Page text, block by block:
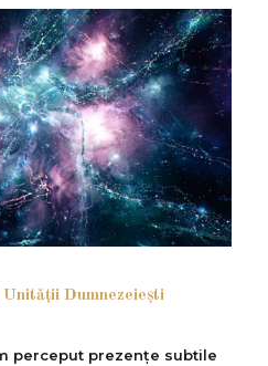
Dumnezeieşti
perceput prezențe subtile